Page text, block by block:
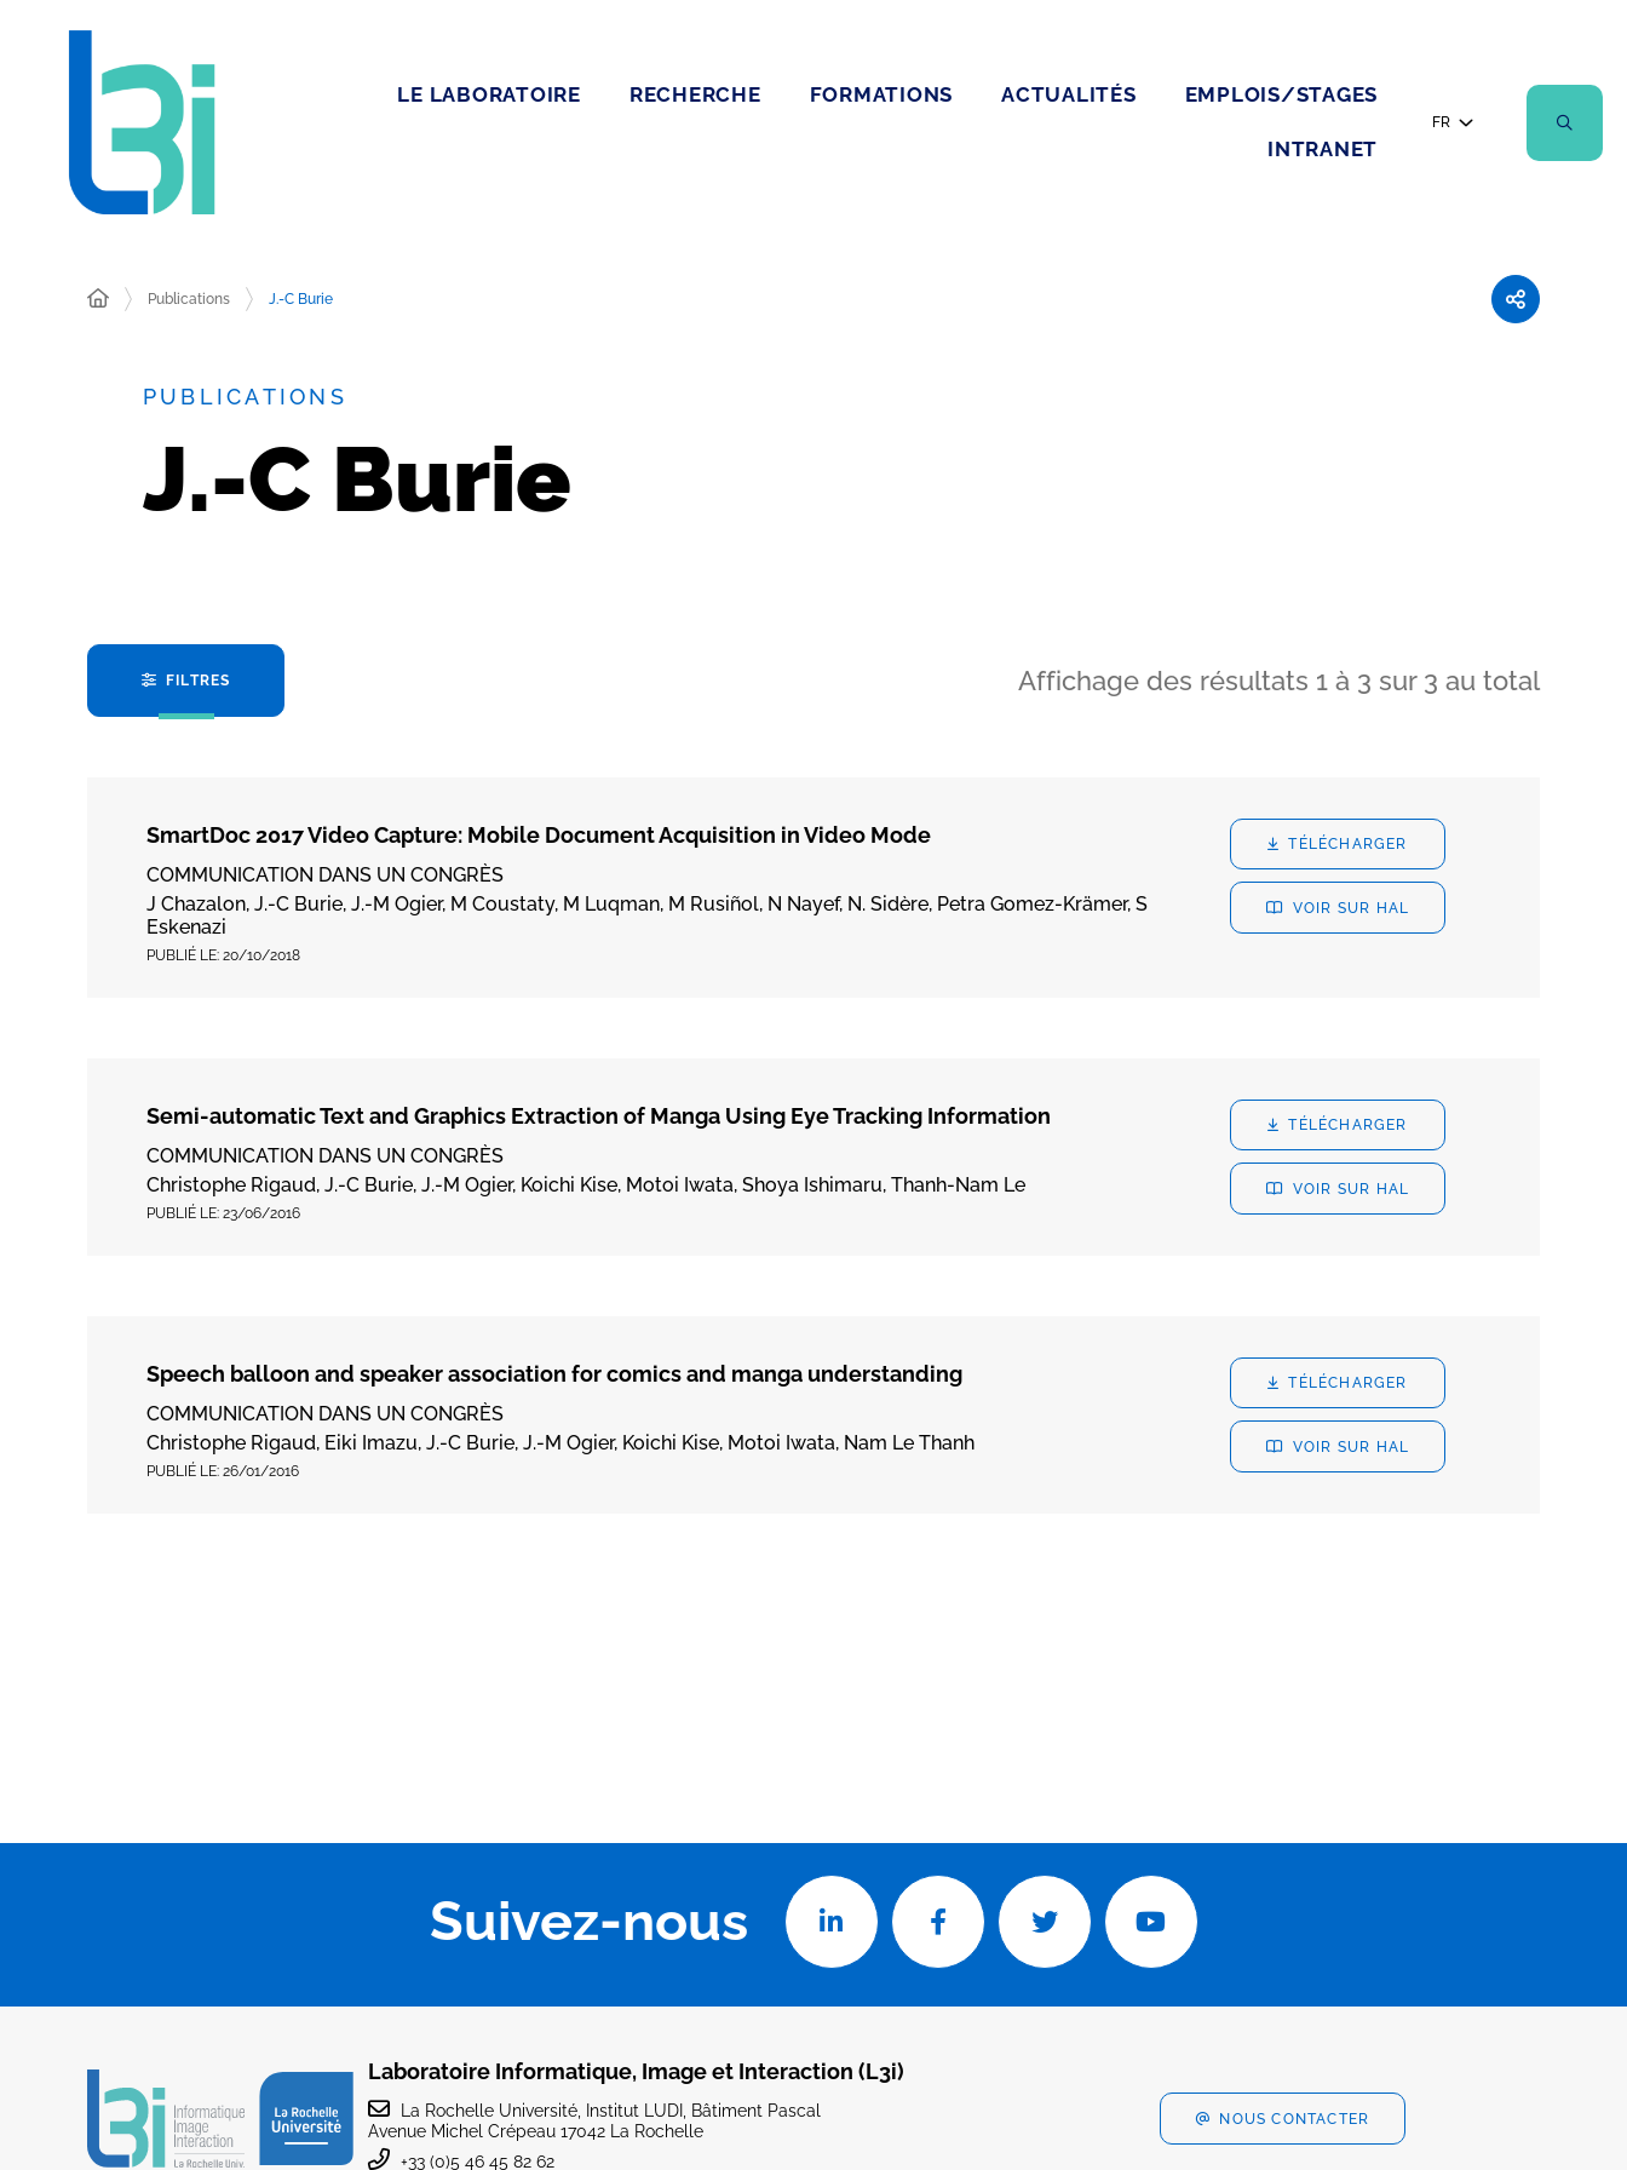
LE LABORATOIRE RECHERCHE FORMATIONS ACTUALITÉS EMPLOIS/STAGES
INTRANET
FR
Publications J.-C Burie
PUBLICATIONS
J.-C Burie
FILTRES Affichage des résultats 1 à 3 sur 3 au total
SmartDoc 2017 Video Capture: Mobile Document Acquisition in Video Mode
COMMUNICATION DANS UN CONGRÈS
J Chazalon, J.-C Burie, J.-M Ogier, M Coustaty, M Luqman, M Rusiñol, N Nayef, N. Sidère, Petra Gomez-Krämer, S
Eskenazi
PUBLIÉ LE: 20/10/2018
TÉLÉCHARGER
VOIR SUR HAL
Semi-automatic Text and Graphics Extraction of Manga Using Eye Tracking Information
COMMUNICATION DANS UN CONGRÈS
Christophe Rigaud, J.-C Burie, J.-M Ogier, Koichi Kise, Motoi Iwata, Shoya Ishimaru, Thanh-Nam Le
PUBLIÉ LE: 23/06/2016
TÉLÉCHARGER
VOIR SUR HAL
Speech balloon and speaker association for comics and manga understanding
COMMUNICATION DANS UN CONGRÈS
Christophe Rigaud, Eiki Imazu, J.-C Burie, J.-M Ogier, Koichi Kise, Motoi Iwata, Nam Le Thanh
PUBLIÉ LE: 26/01/2016
TÉLÉCHARGER
VOIR SUR HAL
Suivez-nous
Laboratoire Informatique, Image et Interaction (L3i)
La Rochelle Université, Institut LUDI, Bâtiment Pascal
Avenue Michel Crépeau 17042 La Rochelle
+33 (0)5 46 45 82 62
NOUS CONTACTER